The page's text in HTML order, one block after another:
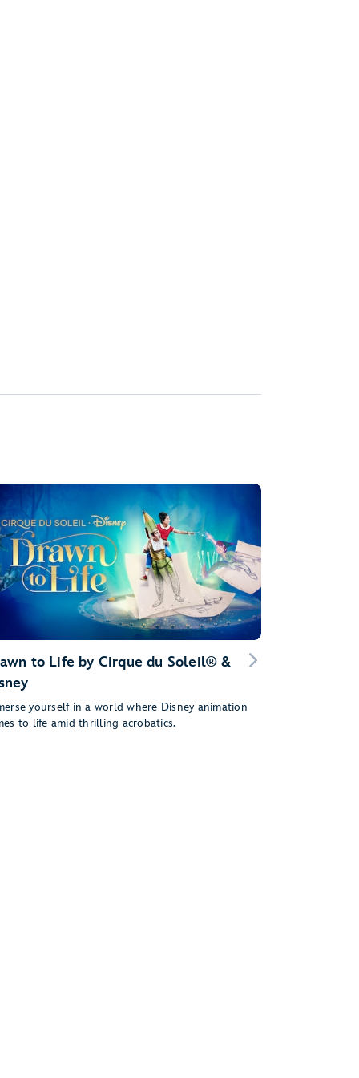
to Life by Cirque du Soleil® &
yourself in a world where Disney animation
to life amid thrilling acrobatics.